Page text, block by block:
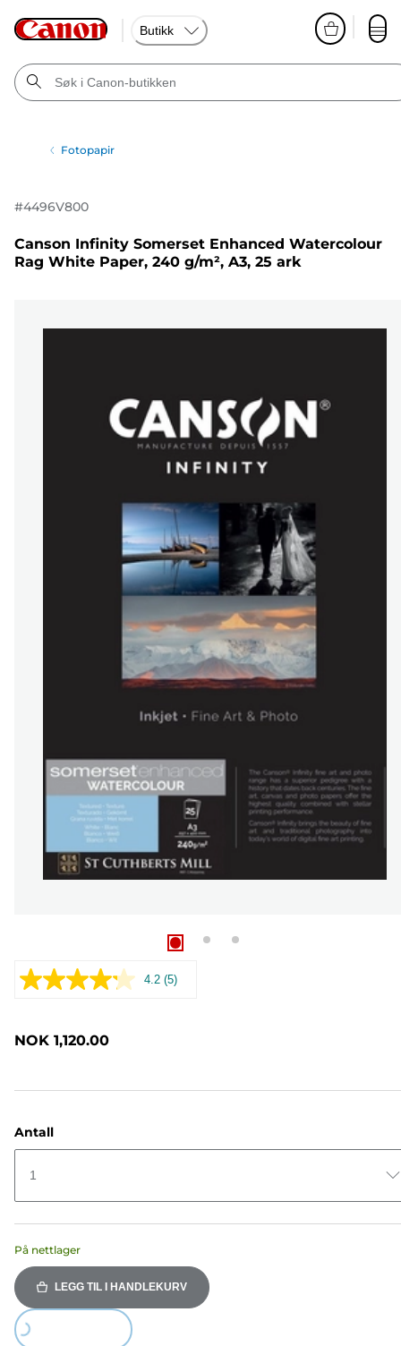
Butikk
Fotopapir
#4496V800
Canson Infinity Somerset Enhanced Watercolour
Rag White Paper, 240 g/m², A3, 25 ark
4.2 Les
(5)
NOK 1,120.00
Antall
1
På nettlager
LEGG TIL I HANDLEKURV
Loading...